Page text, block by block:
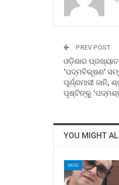
PREV POST
ଓଡ଼ିଶାର
‘ପଦ୍ମବିଭୂଷଣ’
ପୂର୍ଣ୍ଣମାସୀ ଜାନି,
ପୃଷ୍ଟିଙ୍କୁ
YOU MIGHT
ଖବର